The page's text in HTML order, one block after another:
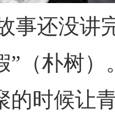
事还没讲
”（朴树
的时候让